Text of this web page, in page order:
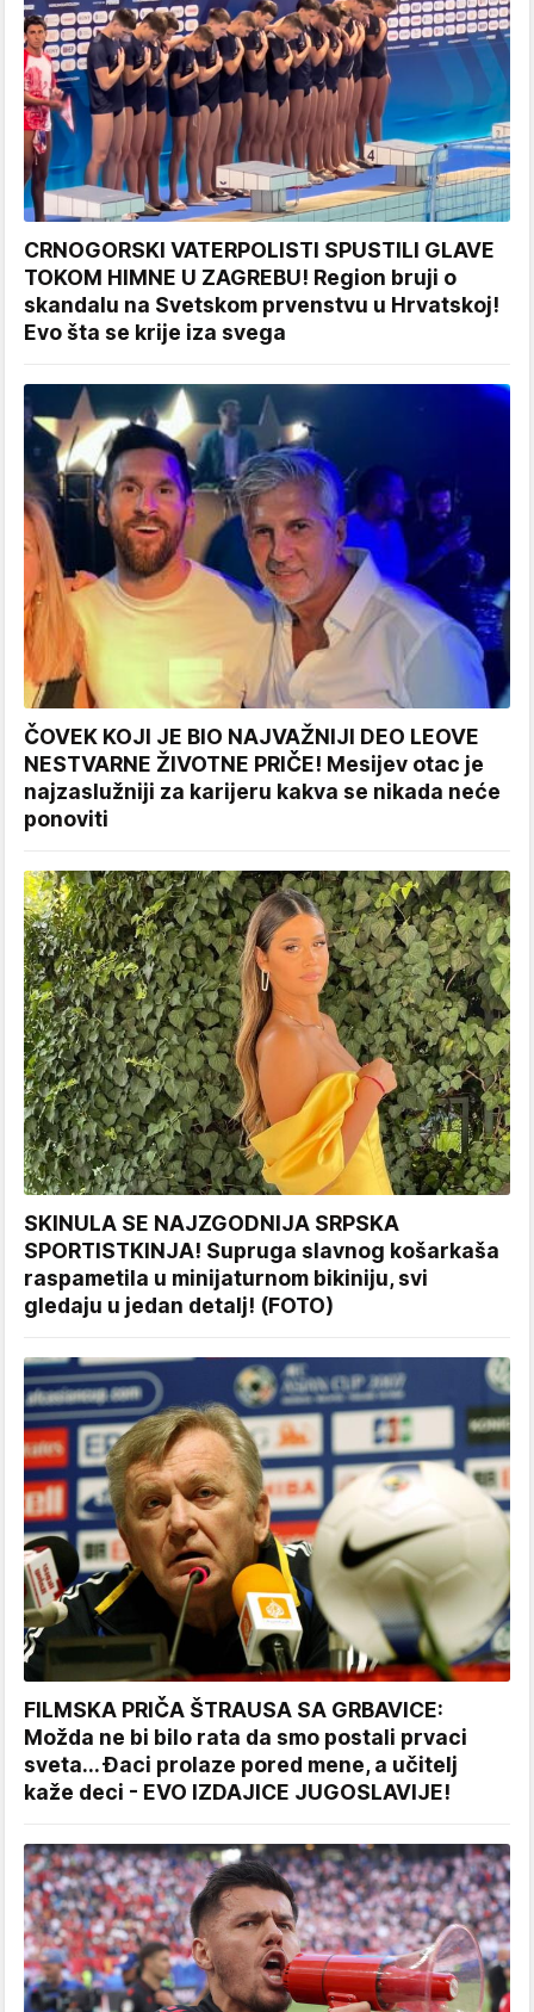
CRNOGORSKI VATERPOLISTI SPUSTILI GLAVE
TOKOM HIMNE U ZAGREBU! Region bruji o
skandalu na Svetskom prvenstvu u Hrvatskoj!
Evo šta se krije iza svega
ČOVEK KOJI JE BIO NAJVAŽNIJI DEO LEOVE
NESTVARNE ŽIVOTNE PRIČE! Mesijev otac je
najzaslužniji za karijeru kakva se nikada neće
ponoviti
SKINULA SE NAJZGODNIJA SRPSKA
SPORTISTKINJA! Supruga slavnog košarkaša
raspametila u minijaturnom bikiniju, svi
gledaju u jedan detalj! (FOTO)
FILMSKA PRIČA ŠTRAUSA SA GRBAVICE:
Možda ne bi bilo rata da smo postali prvaci
sveta... Đaci prolaze pored mene, a učitelj
kaže deci - EVO IZDAJICE JUGOSLAVIJE!